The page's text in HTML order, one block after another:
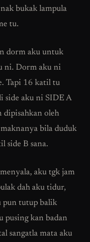
bukak lampula
tu.
dorm aku untuk
ni. Dorm aku ni
Tapi 16 katil tu
side aku ni SIDE A
dipisahkan oleh
bila duduk
side B sana.
aku tgk jam
dah aku tidur,
pun tutup balik
pusing kan badan
sangatla mata aku